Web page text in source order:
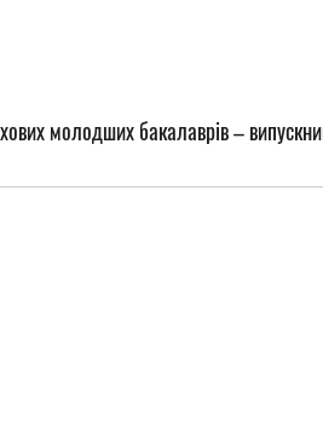
молодших бакалаврів –